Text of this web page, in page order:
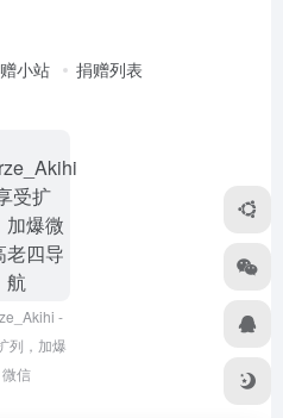
小站 捐赠列表
-
列，加爆
微信